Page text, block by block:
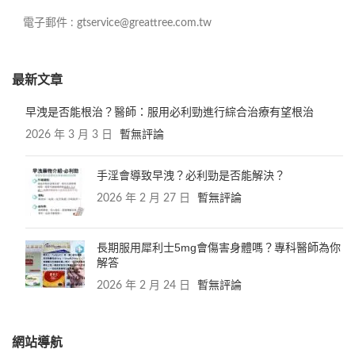
電子郵件 : gtservice@greattree.com.tw
最新文章
早洩是否能根治？醫師：服用必利勁進行綜合治療有望根治
2026 年 3 月 3 日 暫無評論
手淫會導致早洩？必利勁是否能解決？
2026 年 2 月 27 日 暫無評論
長期服用犀利士5mg會傷害身體嗎？專科醫師為你
解答
2026 年 2 月 24 日 暫無評論
網站導航